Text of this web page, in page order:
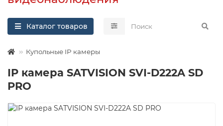
Каталог товаров
Купольные IP камеры
IP камера SATVISION SVI-D222A SD
PRO